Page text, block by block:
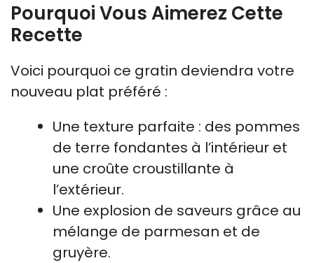
Pourquoi Vous Aimerez Cette
Recette
Voici pourquoi ce gratin deviendra votre
nouveau plat préféré :
Une texture parfaite : des pommes
de terre fondantes à l’intérieur et
une croûte croustillante à
l’extérieur.
Une explosion de saveurs grâce au
mélange de parmesan et de
gruyère.